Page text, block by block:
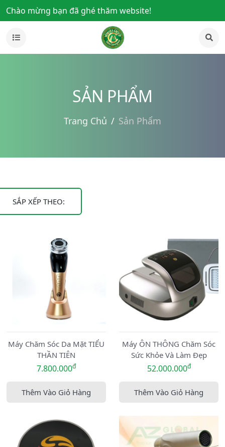
Chào mừng bạn đã ghé thăm website!
SẢN PHẨM
Trang Chủ Sản Phẩm
SẮP XẾP THEO:
Máy Chăm Sóc Da Mặt TIỂU
THẦN TIÊN
7.800.000đ
Thêm Vào Giỏ Hàng
Máy ÔN THÔNG Chăm Sóc
Sức Khỏe Và Làm Đẹp
52.000.000đ
Thêm Vào Giỏ Hàng